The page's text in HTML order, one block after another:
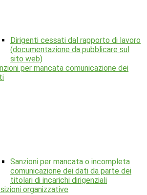
Dirigenti cessati dal rapporto di lavoro
(documentazione da pubblicare sul
sito web)
per mancata comunicazione dei
Sanzioni per mancata o incompleta
comunicazione dei dati da parte dei
titolari di incarichi dirigenziali
organizzative